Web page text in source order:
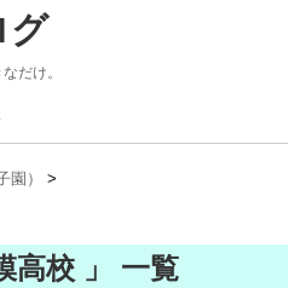
グ
だけ。
園） >
高校 」 一覧